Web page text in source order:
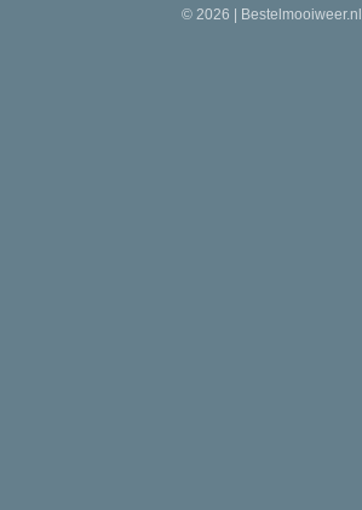
© 2026 | Bestelmooiweer.nl